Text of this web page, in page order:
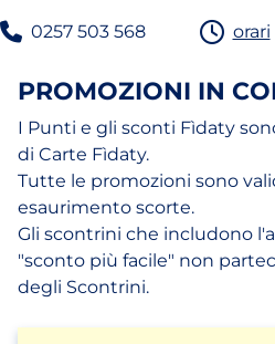
telefono
0257 503 568 orari
PROMOZIONI IN
I Punti e gli sconti Fìdaty
di Carte Fìdaty.
Tutte le promozioni sono
esaurimento scorte.
Gli scontrini che includono
"sconto più facile" non
degli Scontrini.